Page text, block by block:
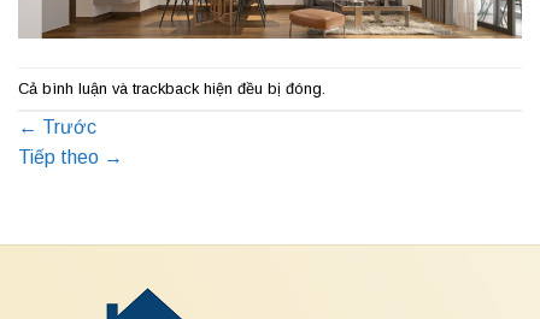
Cả bình luận và trackback hiện đều bị đóng.
← Trước
Tiếp theo →